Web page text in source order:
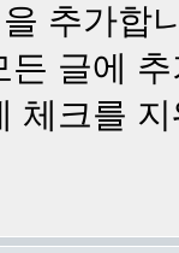
추가합
글에
체크를